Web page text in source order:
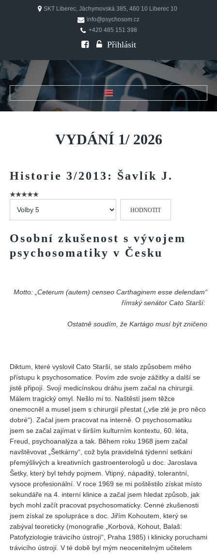
SKT Liberec, Jáchymovská 385, 460 10 Liberec 10
info@psychosom.cz
+420 485 151 398
Přihlásit
ÚVOD
O ČASOPISU
Historie
FAQ
PSYCHOSOM
Vydání 1/ 2026
Vydání 3/ 2025
Vydání 2/ 2025
Vydání 1-2/ 2024
Vydání 3-4/ 2021
Vydání 2/ 2021
Vydání 1/ 2021
Vydání 3-4/ 2020
Vydání 1-2/ 2020
Vydání 3-4/ 2019
Vydání 1-2/ 2019
Vydání 4/2018
Vydání 2-3/2018
Vydání 1-2018
Vydání 4-2017
Vydání 3-2017
VYDÁNÍ 1/ 2026
Historie 3/2013: Šavlík J.
prosím
Osobní zkušenost s vývojem
psychosomatiky v Česku
Motto: „Ceterum (autem) censeo Carthaginem esse delendam“
římský senátor Cato Starší:
Ostatně soudím, že Kartágo musí být zničeno
Diktum, které vyslovil Cato Starší, se stalo způsobem mého
přístupu k psychosomatice. Povím zde svoje zážitky a další se
jistě připojí. Svojí medicínskou dráhu jsem začal na chirurgii.
Málem tragický omyl. Nešlo mi to. Naštěstí jsem těžce
onemocněl a musel jsem s chirurgií přestat („vše zlé je pro něco
dobré“). Začal jsem pracovat na interně. O psychosomatiku
jsem se začal zajímat v širším kulturním kontextu, 60. léta,
Freud, psychoanalýza a tak. Během roku 1968 jsem začal
navštěvovat „Šetkárny“, což byla pravidelná týdenní setkání
přemýšlivých a kreativních gastroenterologů u doc. Jaroslava
Šetky, který byl tehdy pojmem. Vtipný, nápaditý, tolerantní,
vysoce profesionální. V roce 1969 se mi poštěstilo získat místo
sekundáře na 4. interní klinice a začal jsem hledat způsob, jak
bych mohl začít pracovat psychosomaticky. Cenné zkušenosti
jsem získal ze spolupráce s doc. Jiřím Kohoutem, který se
zabýval teoreticky (monografie „Korbová, Kohout, Balaš:
Patofyziologie trávicího ústrojí“, Praha 1985) i klinicky poruchami
trávicího ústrojí. V té době byl mým neocenitelným učitelem